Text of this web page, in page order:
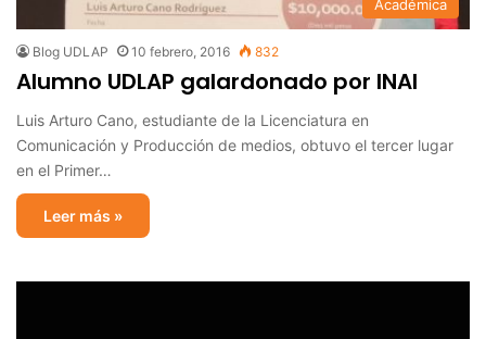
Académica
Blog UDLAP 10 febrero, 2016 832
Alumno UDLAP galardonado por INAI
Luis Arturo Cano, estudiante de la Licenciatura en
Comunicación y Producción de medios, obtuvo el tercer lugar
en el Primer…
Leer más »